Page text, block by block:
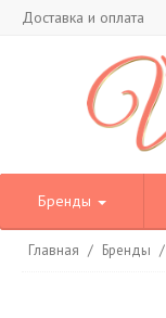
Доставка и оплата
Бренды
Главная / Бренды /